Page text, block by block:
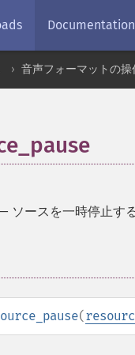
Documentation
音声フォーマットの操
ソースを一時停止す
(